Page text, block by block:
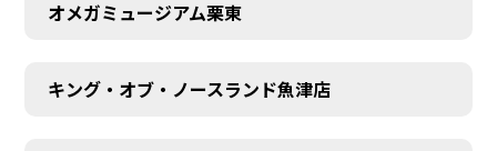
オメガミュージアム栗東
キング・オブ・ノースランド魚津店